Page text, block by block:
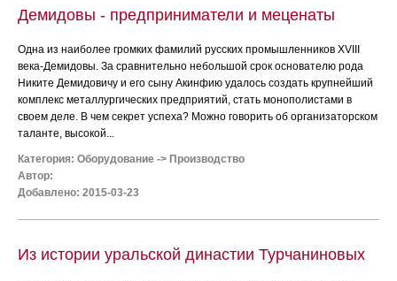
Демидовы - предприниматели и меценаты
Одна из наиболее громких фамилий русских промышленников XVIII
века-Демидовы. За сравнительно небольшой срок основателю рода
Никите Демидовичу и его сыну Акинфию удалось создать крупнейший
комплекс металлургических предприятий, стать монополистами в
своем деле. В чем секрет успеха? Можно говорить об организаторском
таланте, высокой...
Категория: Оборудование -> Производство
Автор:
Добавлено: 2015-03-23
Из истории уральской династии Турчаниновых